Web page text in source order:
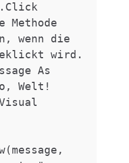
wenn die
wird.
Welt!